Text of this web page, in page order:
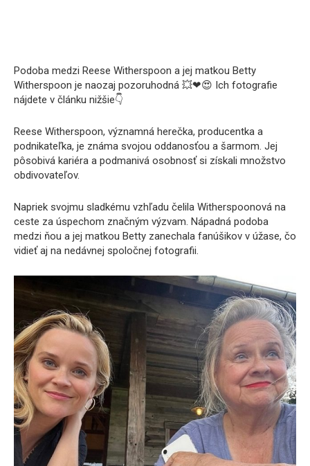
Podoba medzi Reese Witherspoon a jej matkou Betty
Witherspoon je naozaj pozoruhodná 💥❤😍 Ich fotografie
nájdete v článku nižšie👇
Reese Witherspoon, významná herečka, producentka a
podnikateľka, je známa svojou oddanosťou a šarmom. Jej
pôsobivá kariéra a podmanivá osobnosť si získali množstvo
obdivovateľov.
Napriek svojmu sladkému vzhľadu čelila Witherspoonová na
ceste za úspechom značným výzvam. Nápadná podoba
medzi ňou a jej matkou Betty zanechala fanúšikov v úžase, čo
vidieť aj na nedávnej spoločnej fotografii.